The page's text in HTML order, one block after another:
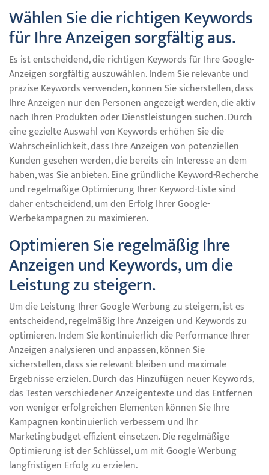
Wählen Sie die richtigen Keywords
für Ihre Anzeigen sorgfältig aus.
Es ist entscheidend, die richtigen Keywords für Ihre Google-
Anzeigen sorgfältig auszuwählen. Indem Sie relevante und
präzise Keywords verwenden, können Sie sicherstellen, dass
Ihre Anzeigen nur den Personen angezeigt werden, die aktiv
nach Ihren Produkten oder Dienstleistungen suchen. Durch
eine gezielte Auswahl von Keywords erhöhen Sie die
Wahrscheinlichkeit, dass Ihre Anzeigen von potenziellen
Kunden gesehen werden, die bereits ein Interesse an dem
haben, was Sie anbieten. Eine gründliche Keyword-Recherche
und regelmäßige Optimierung Ihrer Keyword-Liste sind
daher entscheidend, um den Erfolg Ihrer Google-
Werbekampagnen zu maximieren.
Optimieren Sie regelmäßig Ihre
Anzeigen und Keywords, um die
Leistung zu steigern.
Um die Leistung Ihrer Google Werbung zu steigern, ist es
entscheidend, regelmäßig Ihre Anzeigen und Keywords zu
optimieren. Indem Sie kontinuierlich die Performance Ihrer
Anzeigen analysieren und anpassen, können Sie
sicherstellen, dass sie relevant bleiben und maximale
Ergebnisse erzielen. Durch das Hinzufügen neuer Keywords,
das Testen verschiedener Anzeigentexte und das Entfernen
von weniger erfolgreichen Elementen können Sie Ihre
Kampagnen kontinuierlich verbessern und Ihr
Marketingbudget effizient einsetzen. Die regelmäßige
Optimierung ist der Schlüssel, um mit Google Werbung
langfristigen Erfolg zu erzielen.